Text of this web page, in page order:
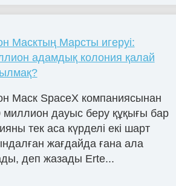
Масктың Марсты игеруі:
адамдық колония қалай
Маск SpaceX компаниясынан
миллион дауыс беру құқығы бар
тек аса күрделі екі шарт
жағдайда ғана ала
деп жазады Erte...